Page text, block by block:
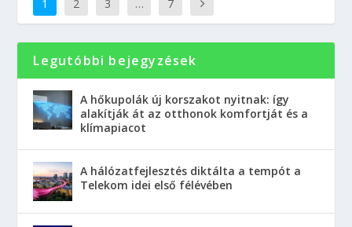
1 2 3 … 7
Legutóbbi bejegyzések
A hőkupolák új korszakot nyitnak: így
alakítják át az otthonok komfortját és a
klímapiacot
A hálózatfejlesztés diktálta a tempót a
Telekom idei első félévében